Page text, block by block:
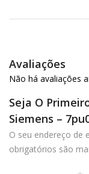
Avaliações
Não há avaliações
Seja O
Siemens –
O seu endereço de
obrigatórios são